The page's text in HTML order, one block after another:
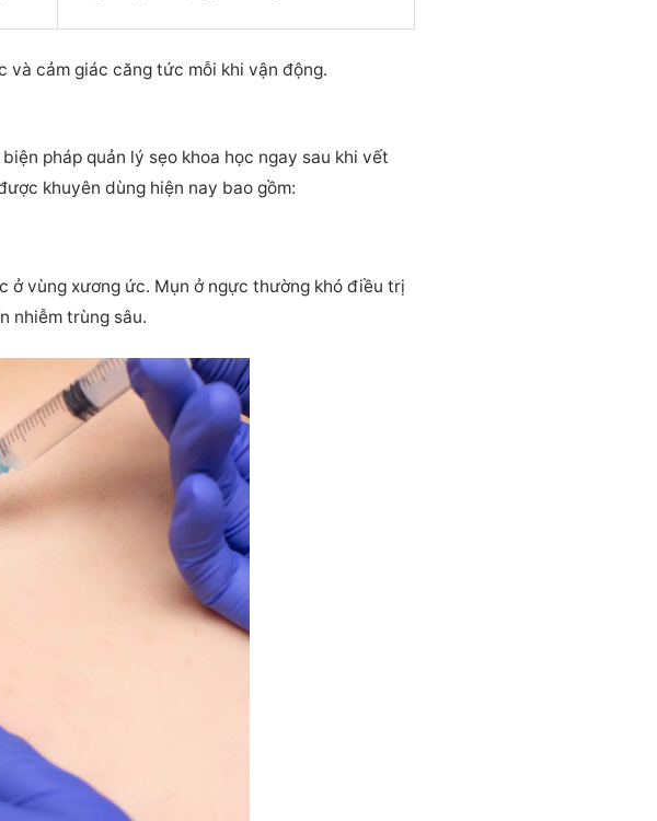
và cảm giác căng tức mỗi khi vận động.
pháp quản lý sẹo khoa học ngay sau khi vết
khuyên dùng hiện nay bao gồm:
ở vùng xương ức. Mụn ở ngực thường khó điều trị
nhiễm trùng sâu.